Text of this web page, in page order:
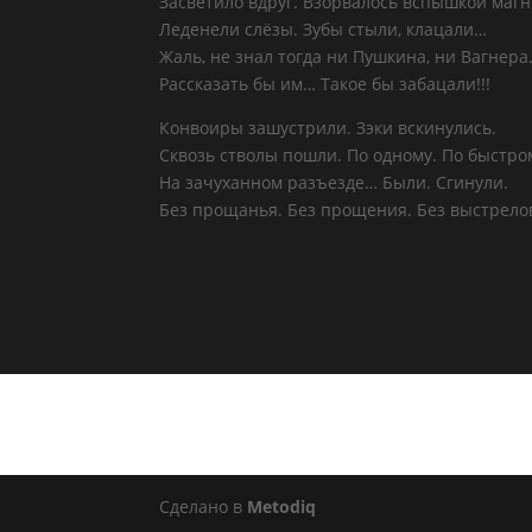
Леденели слёзы. Зубы стыли, клацали…
Жаль, не знал тогда ни Пушкина, ни
Рассказать бы им… Такое бы забацали!!!
Конвоиры зашустрили. Зэки вскинулись.
Сквозь стволы пошли. По одному. По
На зачуханном разъезде… Были. Сгинули.
Без прощанья. Без прощения. Без
Сделано в Metodiq